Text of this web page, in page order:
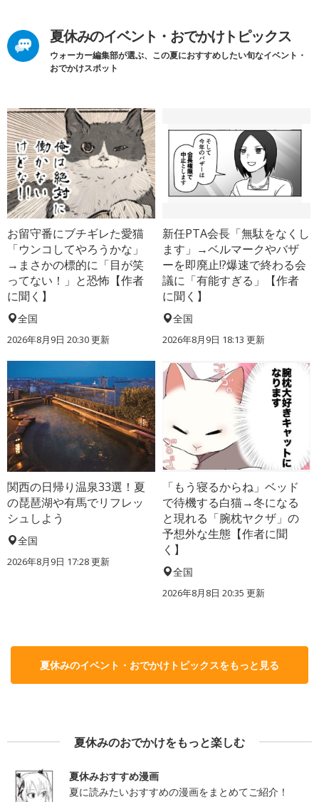
夏休みのイベント・おでかけトピックス
ウォーカー編集部が選ぶ、この夏におすすめしたい旬なイベント・
おでかけスポット
お留守番にブチギレた愛猫
「ウンコしてやろうかな」
→まさかの標的に「目が笑
ってない！」と恐怖【作者
に聞く】
全国
2026年8月9日 20:30更新
新任PTA会長「無駄をなくし
ます」→ベルマークやバザ
ーを即廃止!?爆速で終わる会
議に「有能すぎる」【作者
に聞く】
全国
2026年8月9日 18:13 更新
関西の日帰り温泉33選！夏
の琵琶湖や有馬でリフレッ
シュしよう
全国
2026年8月9日 17:28更新
「もう寝るからね」ベッド
で待機する白猫→冬になる
と現れる「腕枕ヤクザ」の
予想外な生態【作者に聞
く】
全国
2026年8月8日 20:35 更新
夏休みのイベント・おでかけトピックスをもっと見る
夏休みのおでかけをもっと楽しむ
夏休みおすすめ漫画
夏に読みたいおすすめの漫画をまとめてご紹介！